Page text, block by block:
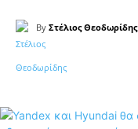
By Στέλιος Θεοδωρίδης